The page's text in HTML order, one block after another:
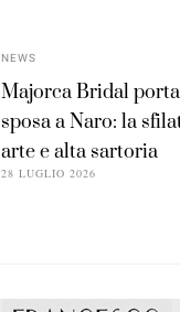
NEWS
Majorca Bridal
sposa a Naro: la
arte e alta sartoria
28 LUGLIO 2026